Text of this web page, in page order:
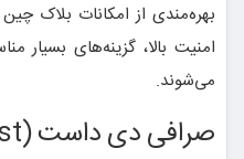
امنیت بالا، گزینه‌های بسیار
می‌شوند.
صرافی دی داست (DeDust)